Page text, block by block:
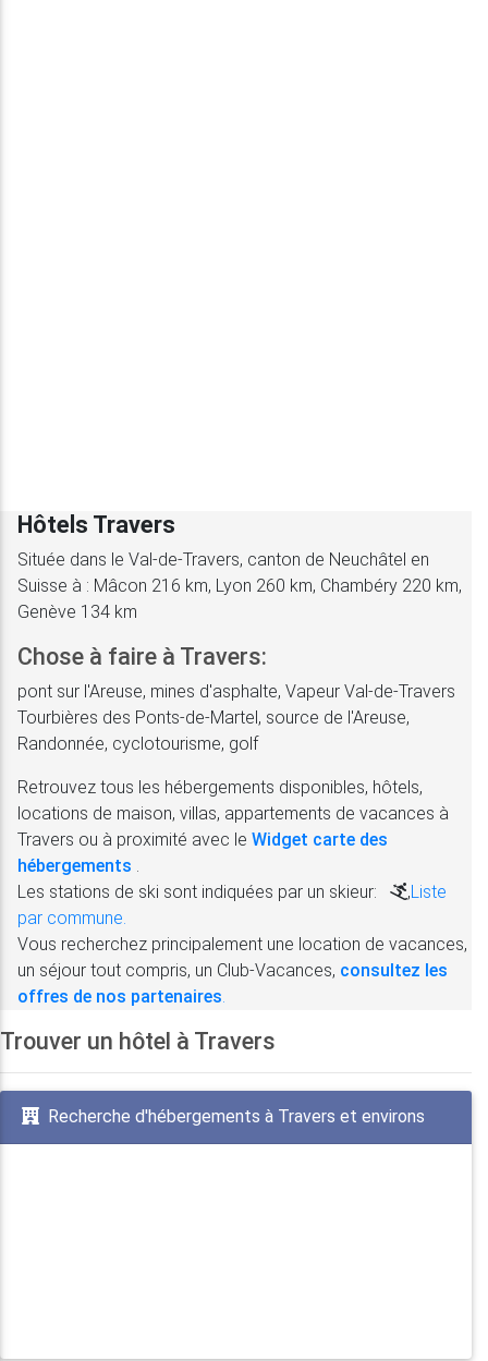
Hôtels Travers
Située dans le Val-de-Travers, canton de Neuchâtel en
Suisse à : Mâcon 216 km, Lyon 260 km, Chambéry 220 km,
Genève 134 km
Chose à faire à Travers:
pont sur l'Areuse, mines d'asphalte, Vapeur Val-de-Travers
Tourbières des Ponts-de-Martel, source de l'Areuse,
Randonnée, cyclotourisme, golf
Retrouvez tous les hébergements disponibles, hôtels,
locations de maison, villas, appartements de vacances à
Travers ou à proximité avec le Widget carte des
hébergements
Les stations de ski sont indiquées par un skieur:
,Liste
par commune.
Vous recherchez principalement une location de vacances,
un séjour tout compris, un Club-Vacances, consultez les
offres de nos partenaires
Trouver un hôtel à Travers
Recherche d'hébergements à Travers et environs